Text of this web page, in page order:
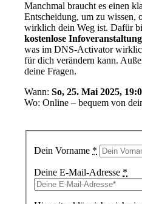
Manchmal braucht es einen
Entscheidung, um zu
wirklich dein Weg ist. Dafür
kostenlose Infoveranstaltung
was im DNS-Activator
für dich verändern kann.
deine Fragen.
Wann:So, 25. Mai 2025,
Wo: Online – bequem von
Dein Vorname *
Deine E-Mail-Adresse *